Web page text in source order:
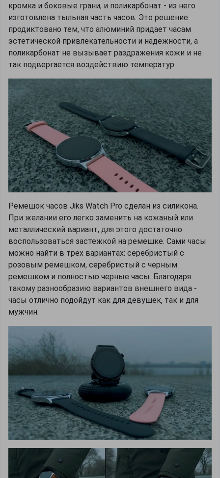
кромка и боковые грани, и поликарбонат - из него
изготовлена тыльная часть часов. Это решение
продиктовано тем, что алюминий придает часам
эстетической привлекательности и надежности, а
поликарбонат не вызывает раздражения кожи и не
так подвергается воздействию температур.
Ремешок часов Jiks Watch Pro сделан из силикона.
При желании его легко заменить на кожаный или
металлический вариант, для этого достаточно
воспользоваться застежкой на ремешке. Сами часы
можно найти в трех вариантах: серебристый с
розовым ремешком, серебристый с черным
ремешком и полностью черные часы. Благодаря
такому разнообразию вариантов внешнего вида -
часы отлично подойдут как для девушек, так и для
мужчин.